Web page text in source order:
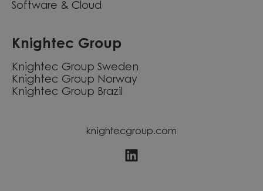
Software & Cloud
Knightec Group
Knightec Group Sweden
Knightec Group Norway
Knightec Group Brazil
knightecgroup.com